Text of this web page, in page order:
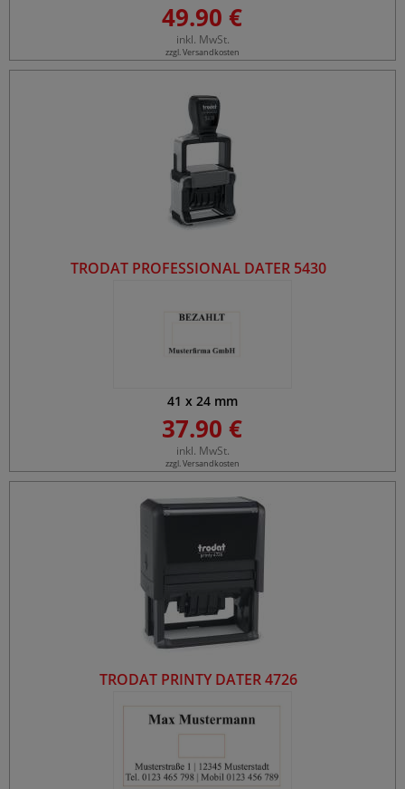
49.90 €
inkl. MwSt.
zzgl. Versandkosten
TRODAT PROFESSIONAL DATER 5430
41 x 24 mm
37.90 €
inkl. MwSt.
zzgl. Versandkosten
TRODAT PRINTY DATER 4726